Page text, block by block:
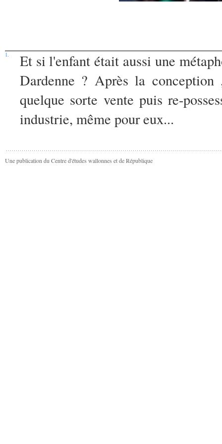
1.
Et si l'enfant était aussi une
Dardenne ? Après la
quelque sorte vente puis re-
industrie, même pour eux...
Une publication du Centre d'études wallonnes et de République